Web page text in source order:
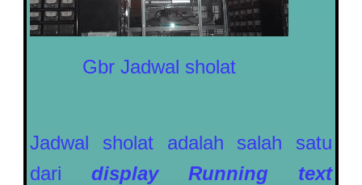
Gbr Jadwal sholat
Jadwal sholat adalah salah satu
dari display Running text